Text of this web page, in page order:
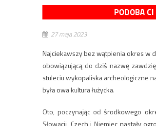
PODOBA
27 maja 2023
Najciekawszy bez wątpienia okres w
obowiązującą do dziś nazwę
stuleciu wykopaliska archeologiczne
była owa kultura łużycka.
Oto, poczynając od środkowego